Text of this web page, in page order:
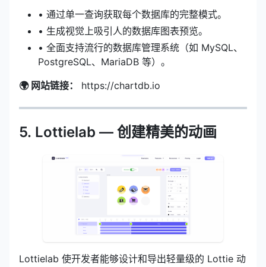
• 通过单一查询获取每个数据库的完整模式。
• 生成视觉上吸引人的数据库图表预览。
• 全面支持流行的数据库管理系统（如 MySQL、
PostgreSQL、MariaDB 等）。
🌍 网站链接：
https://chartdb.io
5. Lottielab — 创建精美的动画
Lottielab 使开发者能够设计和导出轻量级的 Lottie 动